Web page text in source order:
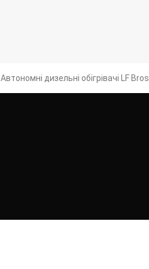
Автономні дизельні обігрівачі LF Bros